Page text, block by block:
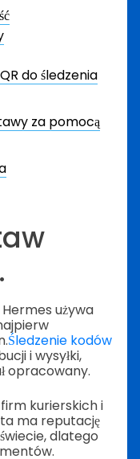
do śledzenia
za pomocą
Hermes używa
Śledzenie kodów
i wysyłki,
opracowany.
kurierskich i
ma reputację
dlatego